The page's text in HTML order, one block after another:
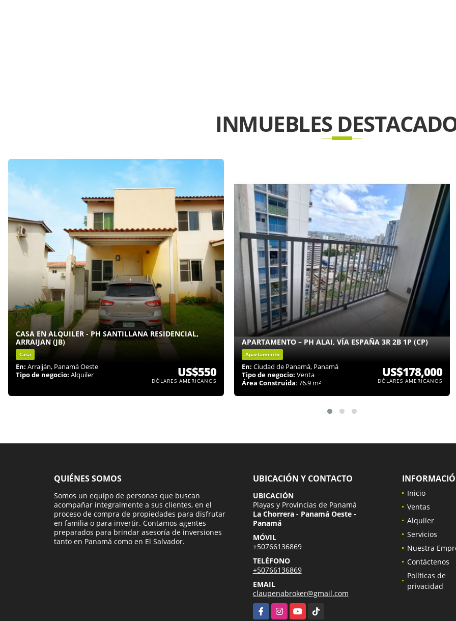
INMUEBLES
CASA EN ALQUILER - PH SANTILLANA RESIDENCIAL,
ARRAIJAN (JB)
Casa
En: Arraiján, Panamá Oeste
Tipo de negocio: Alquiler US$550
DÓLARES AMERICANOS
APARTAMENTO – PH ALAI, VÍA ESPAÑA 3R 2B 1P (CP)
Apartamento
En: Ciudad de Panamá, Panamá
Tipo de negocio: Venta
Área Construida: 76.9 m²
US$178,000
DÓLARES AMERICANOS
QUIÉNES SOMOS
Somos un equipo de personas que buscan
acompañar integralmente a sus clientes, en el
proceso de compra de propiedades para disfrutar
en familia o para invertir. Contamos agentes
preparados para brindar asesoría de inversiones
tanto en Panamá como en El Salvador.
UBICACIÓN Y CONTACTO
UBICACIÓN
Playas y Provincias de Panamá
La Chorrera - Panamá Oeste -
Panamá
MÓVIL
+50766136869
TELÉFONO
+50766136869
EMAIL
claupenabroker@gmail.com
FacebookInstagramYouTubeTikTok
Inicio
Ventas
Alquiler
Servicios
Nuestra
Contáctenos
Políticas de
privacidad